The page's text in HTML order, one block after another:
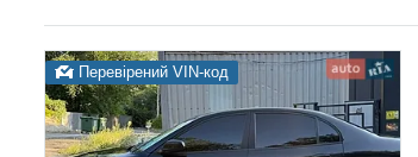
Перевірений VIN-код